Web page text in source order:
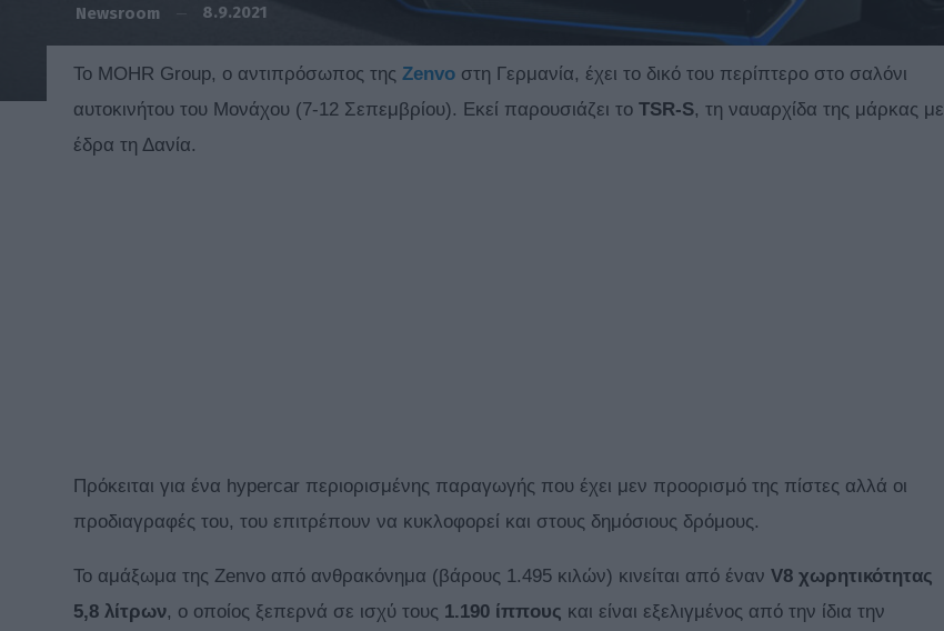
Newsroom 8.9.2021
To MOHR Group, ο αντιπρόσωπος της Zenvo στη Γερμανία, έχει το δικό του περίπτερο στο σαλόνι
αυτοκινήτου του Μονάχου (7-12 Σεπεμβρίου). Εκεί παρουσιάζει το TSR-S, τη ναυαρχίδα της μάρκας με
έδρα τη Δανία.
Πρόκειται για ένα hypercar περιορισμένης παραγωγής που έχει μεν προορισμό της πίστες αλλά οι
προδιαγραφές του, του επιτρέπουν να κυκλοφορεί και στους δημόσιους δρόμους.
Το αμάξωμα της Zenvo από ανθρακόνημα (βάρους 1.495 κιλών) κινείται από έναν V8 χωρητικότητας
5,8 λίτρων, ο οποίος ξεπερνά σε ισχύ τους 1.190 ίππους και είναι εξελιγμένος από την ίδια την